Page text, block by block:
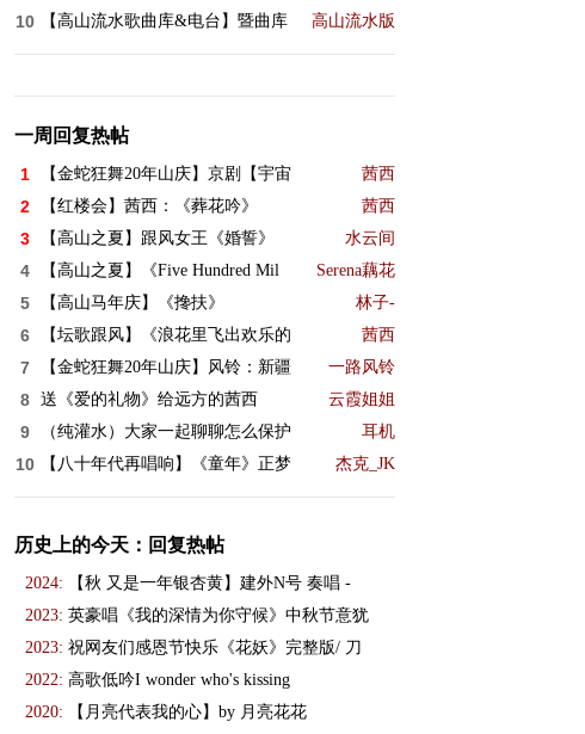
10 【高山流水歌曲库&电台】暨曲库 高山流水版
一周回复热帖
1 【金蛇狂舞20年山庆】京剧【宇宙 茜西
2 【红楼会】茜西：《葬花吟》 茜西
3 【高山之夏】跟风女王《婚誓》 水云间
4 【高山之夏】《Five Hundred Mil Serena藕花
5 【高山马年庆】《搀扶》 林子-
6 【坛歌跟风】《浪花里飞出欢乐的 茜西
7 【金蛇狂舞20年山庆】风铃：新疆 一路风铃
8 送《爱的礼物》给远方的茜西 云霞姐姐
9 （纯灌水）大家一起聊聊怎么保护 耳机
10 【八十年代再唱响】《童年》正梦 杰克_JK
历史上的今天：回复热帖
2024:
【秋 又是一年银杏黄】建外N号 奏唱 -
2023: 英豪唱《我的深情为你守候》中秋节意犹
2023: 祝网友们感恩节快乐《花妖》完整版/ 刀
2022: 高歌低吟I wonder who's kissing
2020:
【月亮代表我的心】by 月亮花花